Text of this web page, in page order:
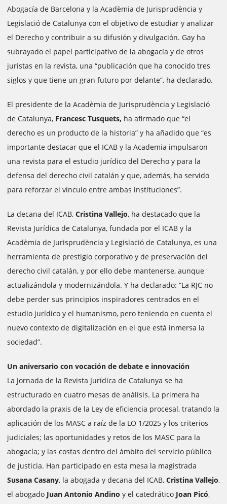
Abogacía de Barcelona y la Acadèmia de Jurisprudència y
Legislació de Catalunya con el objetivo de estudiar y analizar
el Derecho y contribuir a su difusión y divulgación. Gay ha
subrayado el papel participativo de la abogacía y de otros
juristas en la revista, una “publicación que ha conocido tres
siglos y que tiene un gran futuro por delante”, ha declarado.
El presidente de la Acadèmia de Jurisprudència y Legislació
de Catalunya, Francesc Tusquets, ha afirmado que “el
derecho es un producto de la historia” y ha añadido que “es
importante destacar que el ICAB y la Academia impulsaron
una revista para el estudio jurídico del Derecho y para la
defensa del derecho civil catalán y que, además, ha servido
para reforzar el vínculo entre ambas instituciones”.
La decana del ICAB, Cristina Vallejo, ha destacado que la
Revista Jurídica de Catalunya, fundada por el ICAB y la
Acadèmia de Jurisprudència y Legislació de Catalunya, es una
herramienta de prestigio corporativo y de preservación del
derecho civil catalán, y por ello debe mantenerse, aunque
actualizándola y modernizándola. Y ha declarado: “La RJC no
debe perder sus principios inspiradores centrados en el
estudio jurídico y el humanismo, pero teniendo en cuenta el
nuevo contexto de digitalización en el que está inmersa la
sociedad”.
Un aniversario con vocación de debate e innovación
La Jornada de la Revista Jurídica de Catalunya se ha
estructurado en cuatro mesas de análisis. La primera ha
abordado la praxis de la Ley de eficiencia procesal, tratando la
aplicación de los MASC a raíz de la LO 1/2025 y los criterios
judiciales; las oportunidades y retos de los MASC para la
abogacía; y las costas dentro del ámbito del servicio público
de justicia. Han participado en esta mesa la magistrada
Susana Casany, la abogada y decana del ICAB, Cristina Vallejo,
el abogado Juan Antonio Andino y el catedrático Joan Picó,